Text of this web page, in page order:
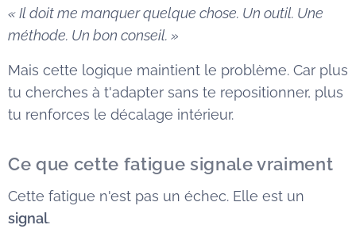
« Il doit me manquer quelque chose. Un outil. Une
méthode. Un bon conseil. »
Mais cette logique maintient le problème. Car plus
tu cherches à t'adapter sans te repositionner, plus
tu renforces le décalage intérieur.
Ce que cette fatigue signale vraiment
Cette fatigue n'est pas un échec. Elle est un
signal.